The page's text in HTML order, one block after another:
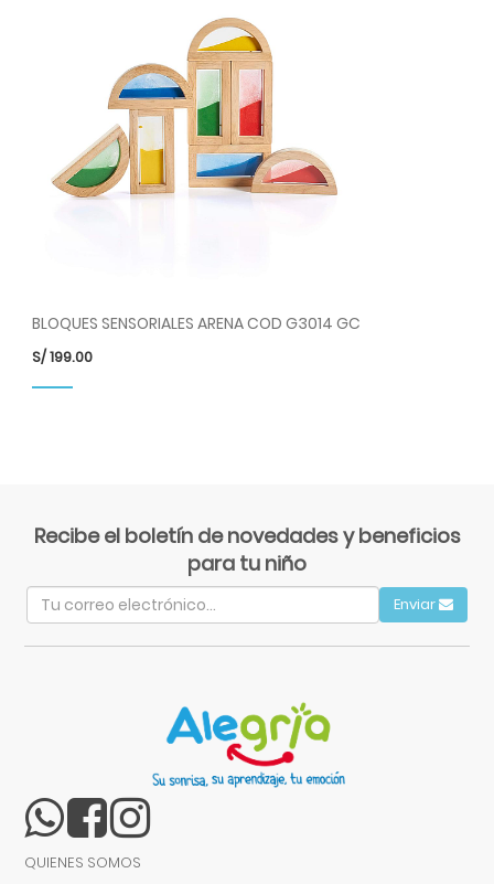
BLOQUES SENSORIALES ARENA COD G3014 GC
S/199.00
Recibe el boletín de novedades y beneficios
para tu niño
Enviar
QUIENES SOMOS